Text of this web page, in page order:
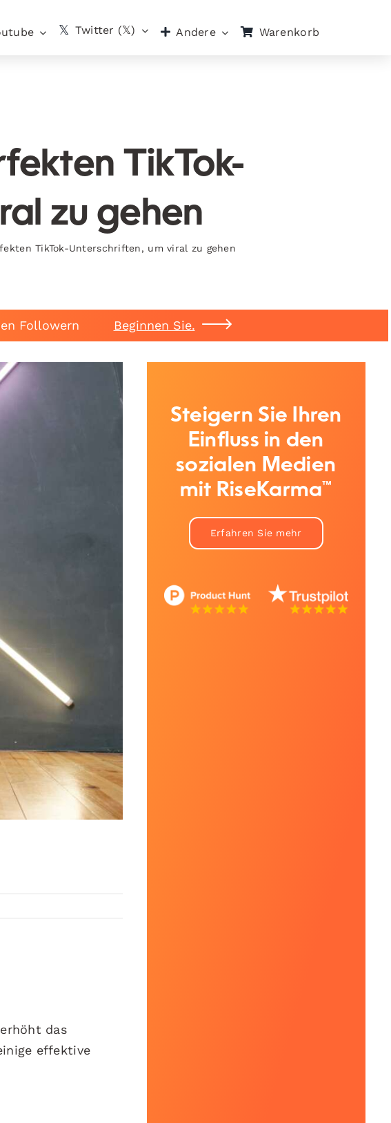
Twitter (𝕏) Andere Warenkorb
TikTok-
zu gehen
TikTok-Unterschriften, um viral zu gehen
Followern Beginnen Sie.
das
effektive
Steigern Sie Ihren
Einfluss in den
sozialen Medien
mit RiseKarma™
Erfahren Sie mehr